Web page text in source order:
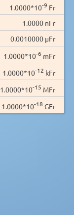
1.0000*10-9 Fr
1.0000 nFr
0.0010000 µFr
1.0000*10-6 mFr
1.0000*10-12 kFr
1.0000*10-15 MFr
1.0000*10-18 GFr